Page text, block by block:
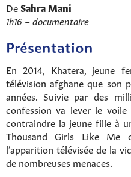
DeSahra Mani
1h16 – documentaire
Présentation
En 2014, Khatera, jeune
télévision afghane que son
années. Suivie par des
confession va lever le
contraindre la jeune fille à
Thousand Girls Like Me
l’apparition télévisée de la
de nombreuses menaces.